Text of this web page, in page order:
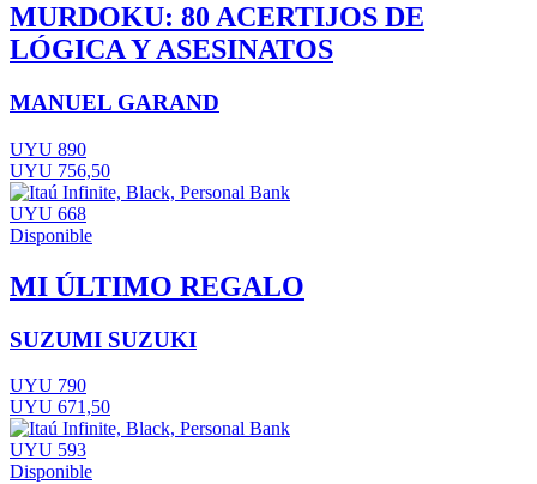
MURDOKU: 80 ACERTIJOS DE
LÓGICA Y ASESINATOS
MANUEL GARAND
UYU 890
UYU 756,50
UYU 668
Disponible
MI ÚLTIMO REGALO
SUZUMI SUZUKI
UYU 790
UYU 671,50
UYU 593
Disponible